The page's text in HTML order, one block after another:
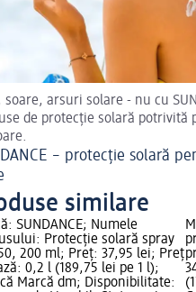
soare, arsuri solare - nu cu
de protecție solară potrivită
– protecție solară
similare
SUNDANCE; Numele
Protecție solară spray
200 ml; Preț: 37,95 lei; Preț
0,2 l (189,75 lei pe 1 l);
Marcă dm; Disponibilitate: